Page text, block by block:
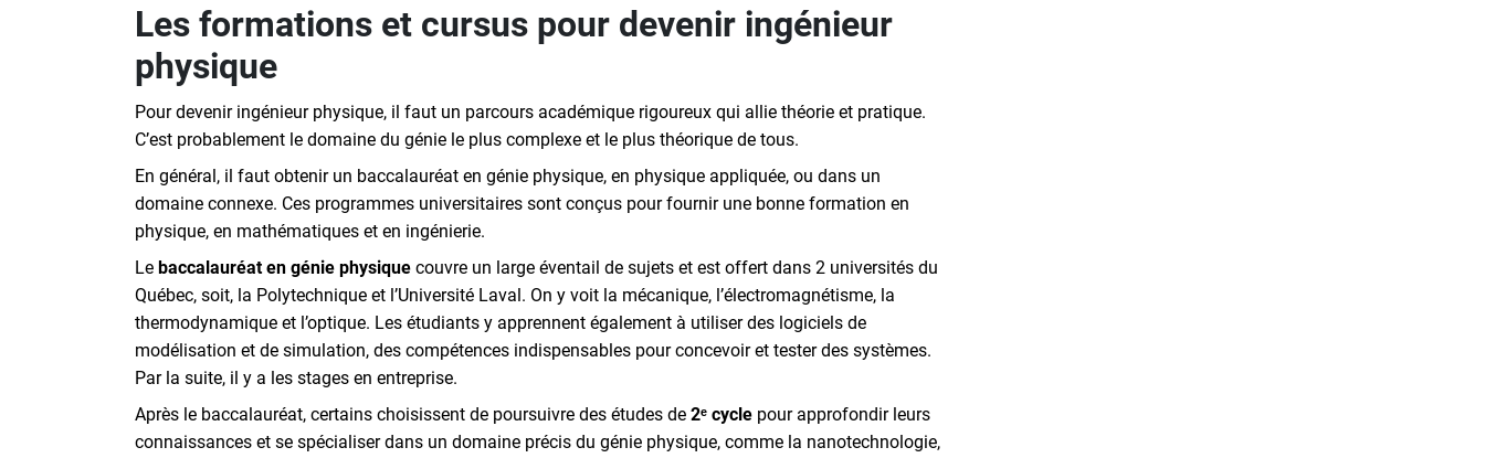
Les formations et cursus pour devenir ingénieur
physique
Pour devenir ingénieur physique, il faut un parcours académique rigoureux qui allie théorie et pratique.
C’est probablement le domaine du génie le plus complexe et le plus théorique de tous.
En général, il faut obtenir un baccalauréat en génie physique, en physique appliquée, ou dans un
domaine connexe. Ces programmes universitaires sont conçus pour fournir une bonne formation en
physique, en mathématiques et en ingénierie.
Le baccalauréat en génie physique couvre un large éventail de sujets et est offert dans 2 universités du
Québec, soit, la Polytechnique et l’Université Laval. On y voit la mécanique, l’électromagnétisme, la
thermodynamique et l’optique. Les étudiants y apprennent également à utiliser des logiciels de
modélisation et de simulation, des compétences indispensables pour concevoir et tester des systèmes.
Par la suite, il y a les stages en entreprise.
Après le baccalauréat, certains choisissent de poursuivre des études de 2ᵉ cycle pour approfondir leurs
connaissances et se spécialiser dans un domaine précis du génie physique, comme la nanotechnologie,